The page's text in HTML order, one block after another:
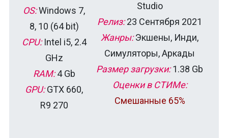
OS:Windows 7,
8, 10 (64 bit)
CPU:Intel i5, 2.4
GHz
RAM:4 Gb
GPU:GTX 660,
R9 270
Studio
Релиз:23 Сентября 2021
Жанры:Экшены, Инди,
Симуляторы, Аркады
Размер загрузки:1.38 Gb
Оценки в СТИМе:
Смешанные 65%